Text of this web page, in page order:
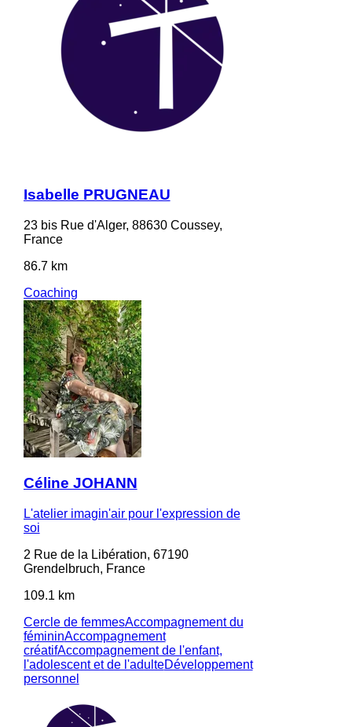
Isabelle PRUGNEAU
23 bis Rue d'Alger, 88630 Coussey,
France
86.7 km
Coaching
Céline JOHANN
L'atelier imagin'air pour l'expression de
soi
2 Rue de la Libération, 67190
Grendelbruch, France
109.1 km
Cercle de femmesAccompagnement du
fémininAccompagnement
créatifAccompagnement de l'enfant,
l'adolescent et de l'adulteDéveloppement
personnel